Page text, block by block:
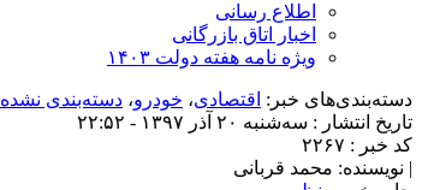
اطلاع رسانی
اخبار اتاق بازرگانی
ویژه نامه هفته دولت ۱۴۰۳
دسته‌بندی‌های خبر: اقتصادی، خودرو، دسته‌بندی نشده
تاریخ انتشار : سه‌شنبه ۲۰ آذر ۱۳۹۷ - ۲۲:۵۲
کد خبر : ۲۲۶۷
| نویسنده: محمد قربانی